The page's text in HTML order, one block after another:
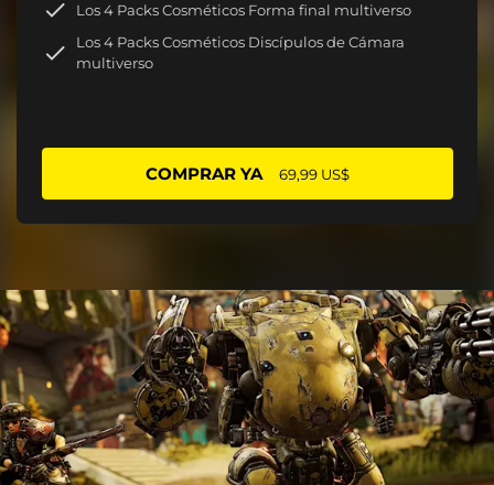
Los 4 Packs Cosméticos Forma final multiverso
Los 4 Packs Cosméticos Discípulos de Cámara
multiverso
COMPRAR YA 69,99 US$